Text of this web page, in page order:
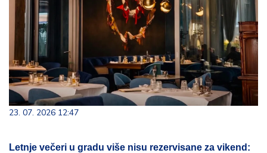
23. 07. 2026 12:47
Letnje večeri u gradu više nisu rezervisane za vikend: